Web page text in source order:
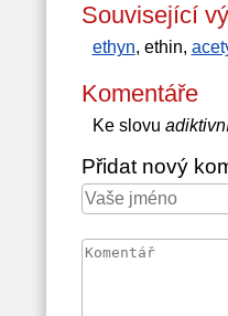
Související
ethyn, ethin,
Komentáře
Ke slovu
Přidat nový